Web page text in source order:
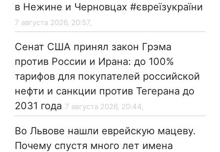
в Нежине и Черновцах #євреїзукраїни
7 августа 2026, 20:57,
Сенат США принял закон Грэма
против России и Ирана: до 100%
тарифов для покупателей российской
нефти и санкции против Тегерана до
2031 года 7 августа 2026, 20:44,
Во Львове нашли еврейскую мацеву.
Почему спустя много лет имена